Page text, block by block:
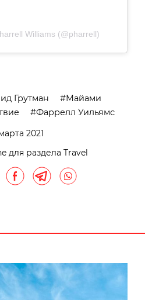
Williams (@pharrell)
Грутман
Майами
Фаррелл Уильямс
2021
для раздела Travel